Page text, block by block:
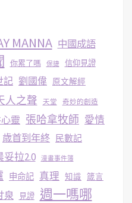
MANNA 中國成語
你累了嗎 保捷 信仰見證
記 劉國偉 原文解經
人之聲 天堂 奇妙的創造
靈 張哈拿牧師 愛情
歳首到年終 民數記
妥拉2.0 漫畫事件簿
申命記 真理 知識 箴言
泉 見證 週一嗎哪